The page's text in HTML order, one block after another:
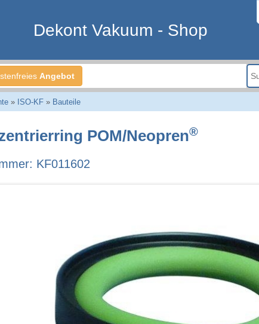
Dekont Vakuum - Shop
Angebot
» ISO-KF» Bauteile
POM/Neopren®
KF011602